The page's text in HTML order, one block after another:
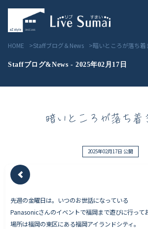
Livesumai 住宅標準性能
Livesumai 保証について
見学会／モデルハウス情報
物件情報
HOME Staffブログ＆News 暗いところが落ち着
Staffブログ&News - 2025年02月17日
暗いところが落ち着
2025年02月17日 公開
先週の金曜日は。いつのお世話になっている
Panasonicさんのイベントで福岡まで遊びに行って
場所は福岡の東区にある福岡アイランドシティ。